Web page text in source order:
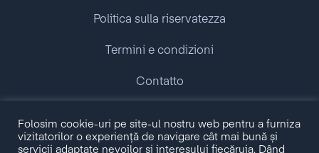
Copyright © 2009 - 2026 Ascent Group.
All rights reserved.
Politica sulla riservatezza
Termini e condizioni
Contatto
Folosim cookie-uri pe site-ul nostru web pentru a furniza
vizitatorilor o experiență de navigare cât mai bună și
servicii adaptate nevoilor și interesului fiecăruia. Dând